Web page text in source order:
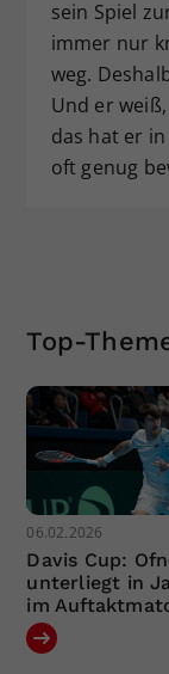
sein Spiel
immer nur
weg.
Und er
das hat er
oft genug
Top-
06.02.2026
Davis Cup:
unterliegt in
im